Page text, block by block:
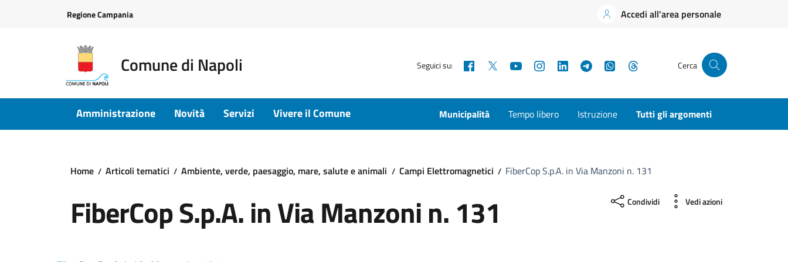
Regione Campania Accedi all'area personale
Comune di Napoli Seguici su: Facebook YouTubeInstagramLinkedInTelegramWhatsApp Cerca
Amministrazione Novità Servizi Vivere il Comune Municipalità Tempo libero Istruzione Tutti gli argomenti
Home Articoli tematici Ambiente, verde, paesaggio, mare, salute e animali Campi Elettromagnetici FiberCop S.p.A. in Via Manzoni n. 131
FiberCop S.p.A. in Via Manzoni n. 131 Condividi Vedi azioni